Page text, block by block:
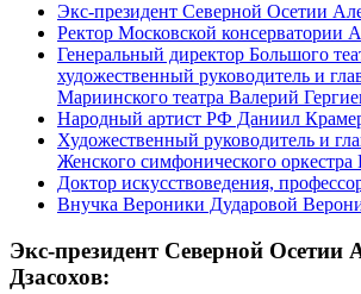
Экс-президент Северной Осетии
Ректор Московской консерватории
Генеральный директор Большого
художественный руководитель и
Мариинского театра Валерий
Народный артист РФ Даниил
Художественный руководитель и
Женского симфонического
Доктор искусствоведения,
Внучка Вероники Дударовой
Экс-президент Северной Осетии
Дзасохов: